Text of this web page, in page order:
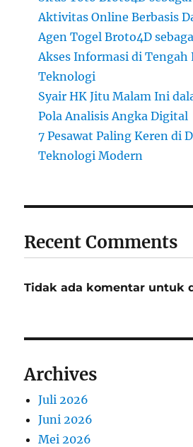
Aktivitas Online Berbasis
Agen Togel Broto4D
Akses Informasi di Tengah
Teknologi
Syair HK Jitu Malam Ini
Pola Analisis Angka Digital
7 Pesawat Paling Keren di
Teknologi Modern
Recent Comments
Tidak ada komentar untuk
Archives
Juli 2026
Juni 2026
Mei 2026